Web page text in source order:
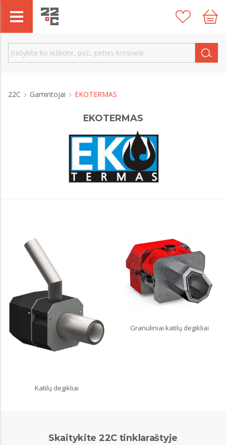
22C Gamintojai EKOTERMAS
EKOTERMAS
Katilų degikliai
Granuliniai katilų degikliai
Skaitykite 22C tinklaraštyje